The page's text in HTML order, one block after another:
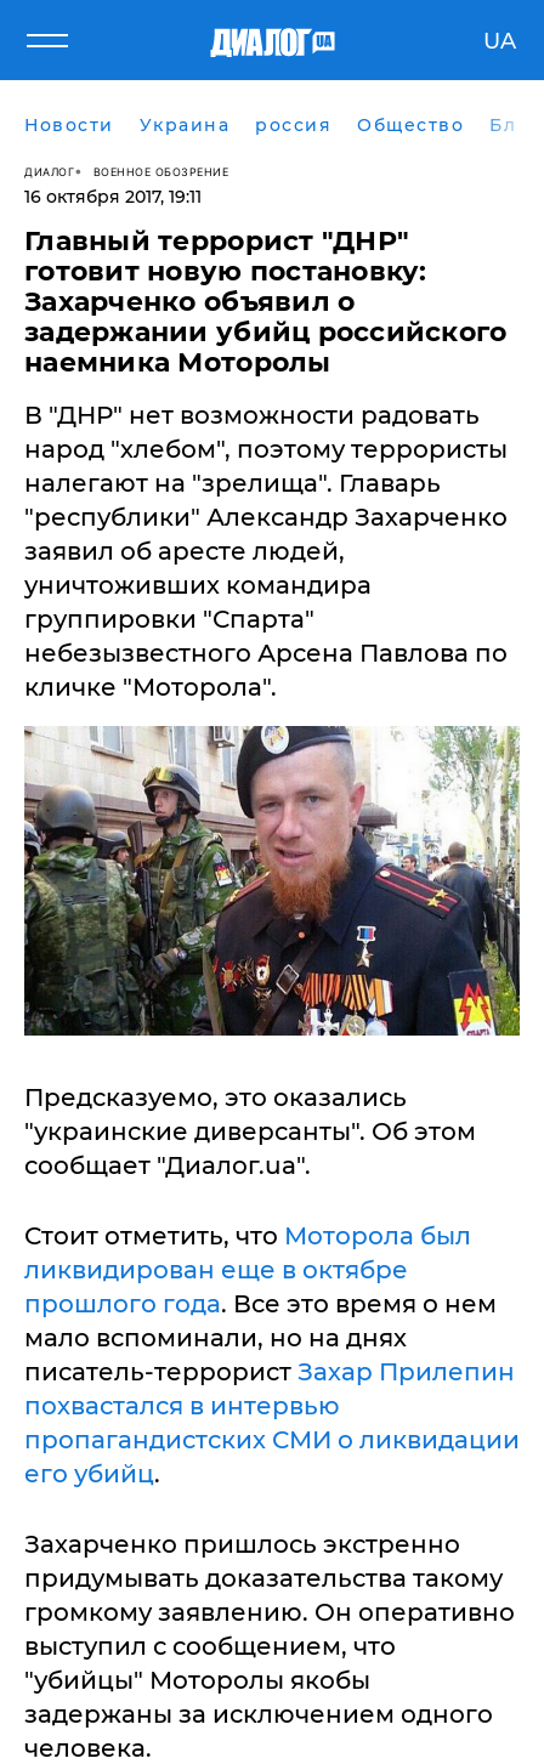
UA
Новости Украина россия Общество
ДИАЛОГ ВОЕННОЕ ОБОЗРЕНИЕ
16 октября 2017, 19:11
​Главный террорист "ДНР"
готовит новую постановку:
Захарченко объявил о
задержании убийц российского
наемника Моторолы
В "ДНР" нет возможности радовать
народ "хлебом", поэтому террористы
налегают на "зрелища". Главарь
"республики" Александр Захарченко
заявил об аресте людей,
уничтоживших командира
группировки "Спарта"
небезызвестного Арсена Павлова по
кличке "Моторола".
Предсказуемо, это оказались
"украинские диверсанты". Об этом
сообщает "Диалог.ua".
Стоит отметить, что Моторола был
ликвидирован еще в октябре
прошлого года. Все это время о нем
мало вспоминали, но на днях
писатель-террорист Захар Прилепин
похвастался в интервью
пропагандистских СМИ о ликвидации
его убийц.
Захарченко пришлось экстренно
придумывать доказательства такому
громкому заявлению. Он оперативно
выступил с сообщением, что
"убийцы" Моторолы якобы
задержаны за исключением одного
человека.